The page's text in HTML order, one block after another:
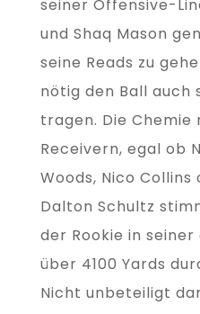
seiner Offensive-
und Shaq Mason
seine Reads zu
nötig den Ball auch
tragen. Die Chemie
Receivern, egal ob
Woods, Nico Collins
Dalton Schultz
der Rookie in seiner
über 4100 Yards
Nicht unbeteiligt